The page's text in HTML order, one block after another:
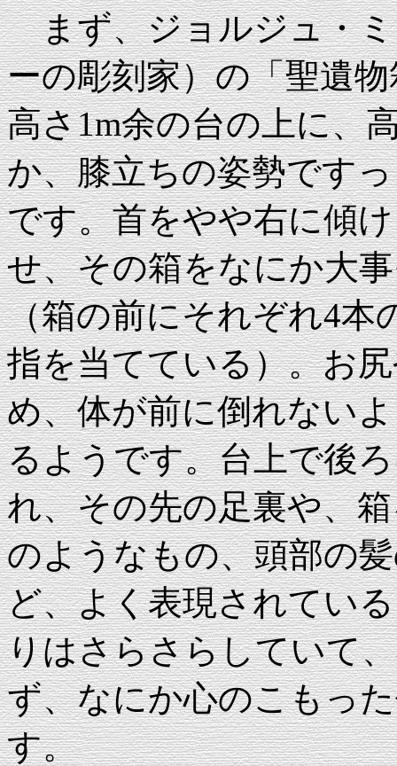
まず、ジョルジュ・ミ
ーの彫刻家）の「聖遺
高さ1m余の台の上に、
か、膝立ちの姿勢です
です。首をやや右に傾
せ、その箱をなにか大
（箱の前にそれぞれ4本
指を当てている）。お
め、体が前に倒れない
るようです。台上で後
れ、その先の足裏や、
のようなもの、頭部の
ど、よく表現されてい
りはさらさらしていて
ず、なにか心のこもっ
す。